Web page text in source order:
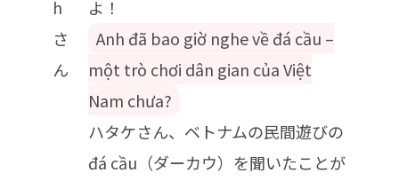
h
さ
ん
よ！
Anh đã bao giờ nghe về đá cầu –
một trò chơi dân gian của Việt
Nam chưa?
ハタケさん、ベトナムの民間遊びの
đá cầu（ダーカウ）を聞いたことが